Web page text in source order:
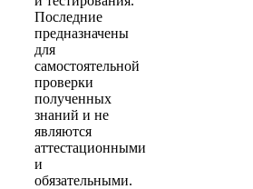
Последние
предназначены
для
самостоятельной
проверки
полученных
знаний и не
являются
аттестационными
и
обязательными.